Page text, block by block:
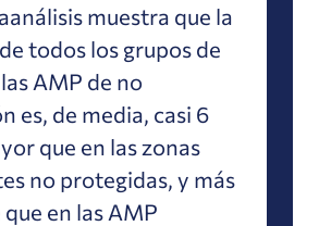
muestra que la
todos los grupos de
AMP de no
es, de media, casi 6
que en las zonas
no protegidas, y más
en las AMP